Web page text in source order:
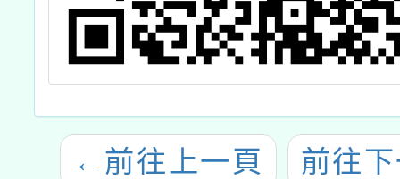
← 前往上一頁 前往